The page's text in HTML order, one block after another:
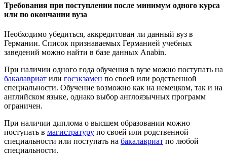
Требования при поступлении после минимум одного курса
или по окончании вуза
Необходимо убедиться, аккредитован ли данный вуз в
Германии. Список признаваемых Германией учебных
заведений можно найти в базе данных Anabin.
При наличии одного года обучения в вузе можно поступать на
бакалавриат или госэкзамен по своей или родственной
специальности. Обучение возможно как на немецком, так и на
английском языке, однако выбор англоязычных программ
ограничен.
При наличии диплома о высшем образовании можно
поступать в магистратуру по своей или родственной
специальности или поступать на бакалавриат по любой
специальности.